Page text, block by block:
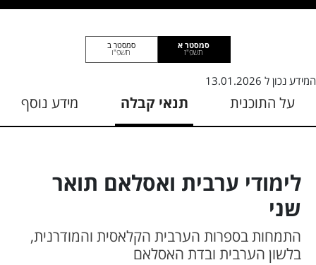
סמסטר א
תשפ"ז
סמסטר ב
תשפ"ו
המידע נכון ל 13.01.2026
על התוכנית תנאי קבלה מידע נוסף
לימודי ערבית ואסלאם תואר
שני
התמחות בספרות הערבית הקלאסית והמודרנית,
בלשון הערבית ובדת האסלאם